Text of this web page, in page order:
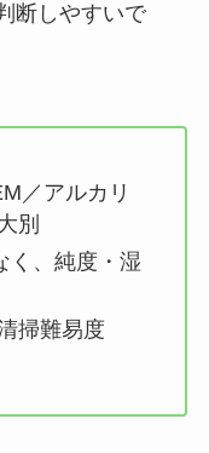
断しやすいで
／アルカリ
別
く、純度・湿
掃難易度